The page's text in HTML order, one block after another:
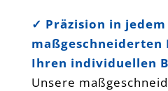
✓ Präzision in
maßgeschneiderten
Ihren individuellen
Unsere